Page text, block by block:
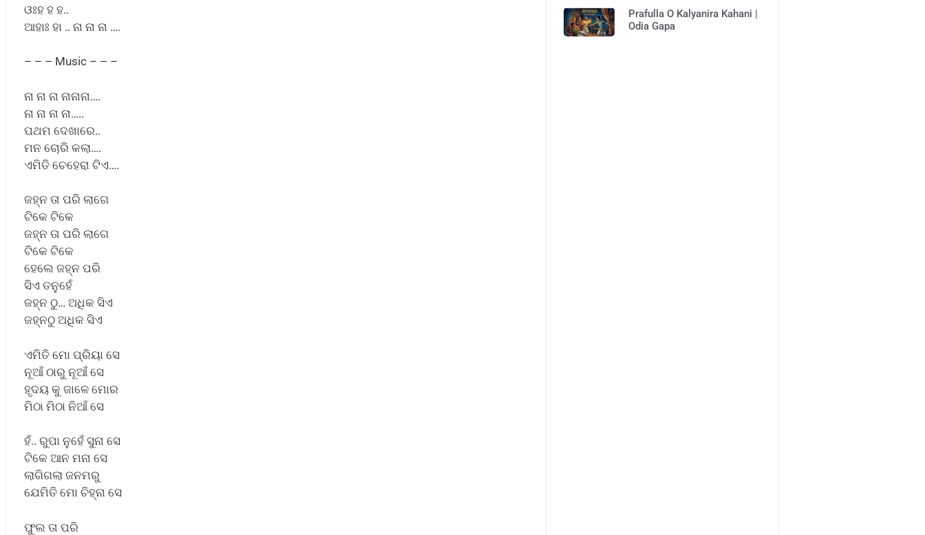
ଓଃହ ହ ହ..
ଆହାଃ ହା .. ନା ନା ନା ….
– – – Music – – –
ନା ନା ନା ନାନାନା….
ନା ନା ନା ନା…..
ପଥମ ଦେଖାରେ..
ମନ ଚୋରି କଲା….
ଏମିତି ଚେହେରା ଟିଏ….
ଜହ୍ନ ତା ପରି ଲାଗେ
ଟିକେ ଟିକେ
ଜହ୍ନ ତା ପରି ଲାଗେ
ଟିକେ ଟିକେ
ହେଲେ ଜହ୍ନ ପରି
ସିଏ ତନୁହେଁ
ଜହ୍ନ ଠୁ… ଅଧିକ ସିଏ
ଜହ୍ନଠୁ ଅଧିକ ସିଏ
ଏମିତି ମୋ ପ୍ରିୟା ସେ
ନୂଆଁ ଠାରୁ ନୂଆଁ ସେ
ହୃଦୟ କୁ ଜାଳେ ମୋର
ମିଠା ମିଠା ନିଆଁ ସେ
ହଁ.. ରୁପା ନୁହେଁ ସୁନା ସେ
ଟିକେ ଆନ ମନା ସେ
ଲାଗିଗଲା ଜନମରୁ
ଯେମିତି ମୋ ଚିହ୍ନା ସେ
ଫୁଲ ତା ପରି
Prafulla O Kalyanira Kahani |
Odia Gapa